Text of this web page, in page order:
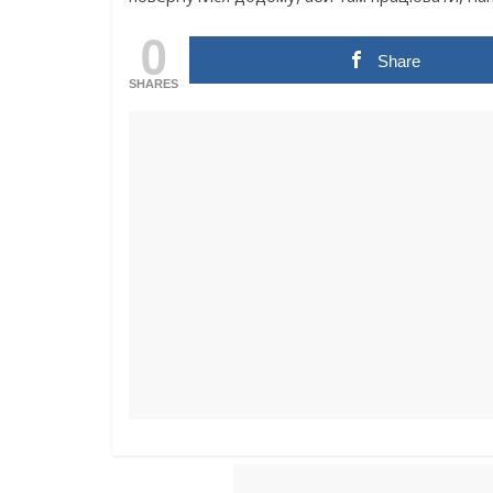
0
SHARES
Share